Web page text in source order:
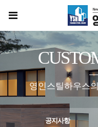
영인스틸하우스
공지사항